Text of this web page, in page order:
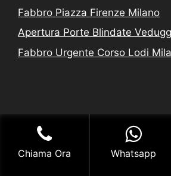
Fabbro Piazza Firenze Milano
Apertura Porte Blindate
Fabbro Urgente Corso Lodi
Mappa del Sito
COPYRIGHT [c] 2023 by -
Solution Group Communication
Chiama Ora Whatsapp